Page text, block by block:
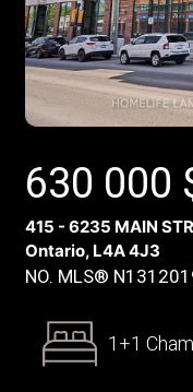
630 000
415 - 6235 MAIN
Ontario, L4A 4J3
NO. MLS®
1+1